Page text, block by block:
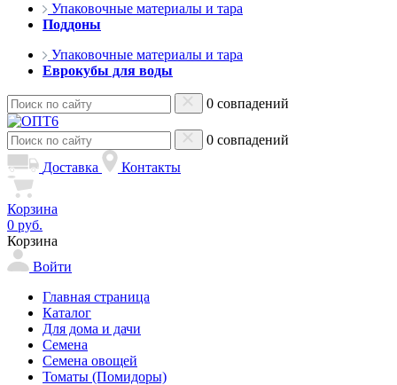
Упаковочные материалы и тара
Поддоны
Упаковочные материалы и тара
Еврокубы для воды
0 совпадений
0 совпадений
Доставка
Контакты
Корзина
0 руб.
Корзина
Войти
Главная страница
Каталог
Для дома и дачи
Семена
Семена овощей
Томаты (Помидоры)